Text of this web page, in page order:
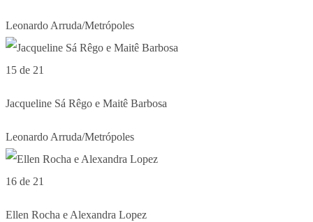
Leonardo Arruda/Metrópoles
15 de 21
Jacqueline Sá Rêgo e Maitê Barbosa
Leonardo Arruda/Metrópoles
16 de 21
Ellen Rocha e Alexandra Lopez